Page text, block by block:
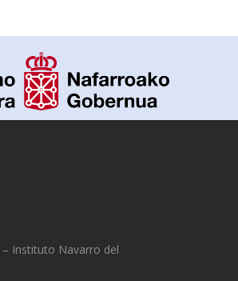
– Instituto Navarro del